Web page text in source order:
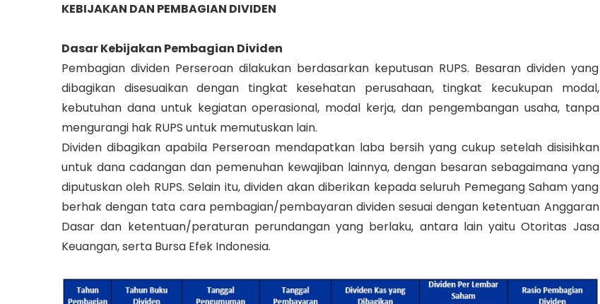
KEBIJAKAN DAN PEMBAGIAN DIVIDEN
Dasar Kebijakan Pembagian Dividen
Pembagian dividen Perseroan dilakukan berdasarkan keputusan RUPS. Besaran dividen yang
dibagikan disesuaikan dengan tingkat kesehatan perusahaan, tingkat kecukupan modal,
kebutuhan dana untuk kegiatan operasional, modal kerja, dan pengembangan usaha, tanpa
mengurangi hak RUPS untuk memutuskan lain.
Dividen dibagikan apabila Perseroan mendapatkan laba bersih yang cukup setelah disisihkan
untuk dana cadangan dan pemenuhan kewajiban lainnya, dengan besaran sebagaimana yang
diputuskan oleh RUPS. Selain itu, dividen akan diberikan kepada seluruh Pemegang Saham yang
berhak dengan tata cara pembagian/pembayaran dividen sesuai dengan ketentuan Anggaran
Dasar dan ketentuan/peraturan perundangan yang berlaku, antara lain yaitu Otoritas Jasa
Keuangan, serta Bursa Efek Indonesia.